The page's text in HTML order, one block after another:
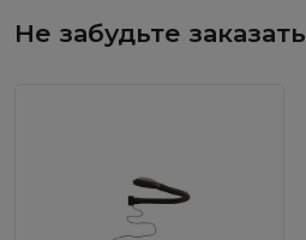
Не забудьте заказать